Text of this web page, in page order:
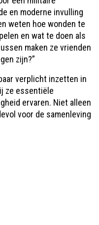
en moderne invulling
weten hoe wonden te
en wat te doen als
maken ze vrienden
zijn?”
verplicht inzetten in
ze essentiële
ervaren. Niet alleen
voor de samenleving